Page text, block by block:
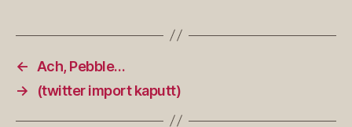
←
Ach, Pebble…
→
(twitter import kaputt)